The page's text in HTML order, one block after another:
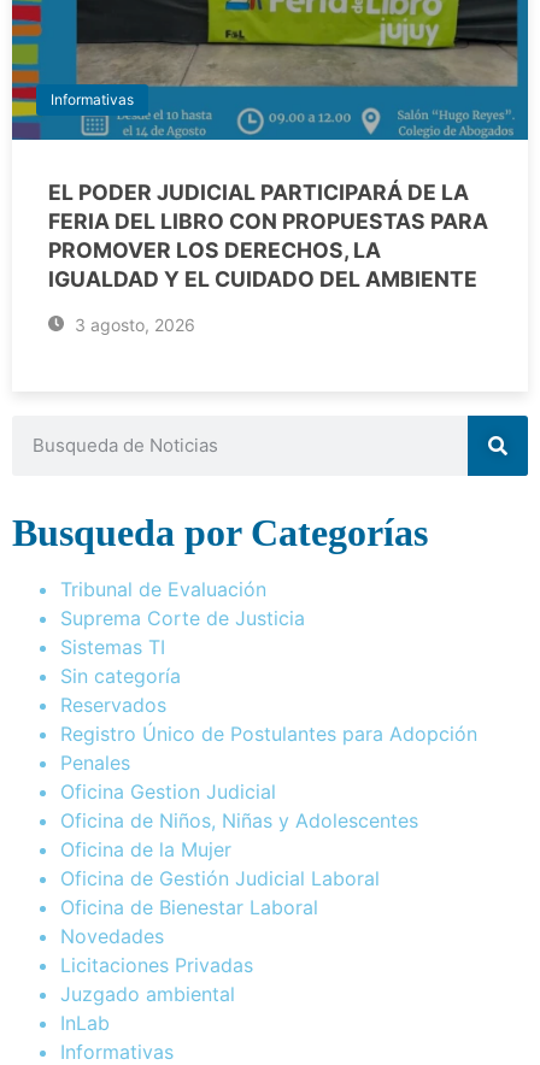
Informativas
EL PODER JUDICIAL PARTICIPARÁ DE LA
FERIA DEL LIBRO CON PROPUESTAS PARA
PROMOVER LOS DERECHOS, LA
IGUALDAD Y EL CUIDADO DEL AMBIENTE
3 agosto, 2026
Busqueda por Categorías
Tribunal de Evaluación
Suprema Corte de Justicia
Sistemas TI
Sin categoría
Reservados
Registro Único de Postulantes para Adopción
Penales
Oficina Gestion Judicial
Oficina de Niños, Niñas y Adolescentes
Oficina de la Mujer
Oficina de Gestión Judicial Laboral
Oficina de Bienestar Laboral
Novedades
Licitaciones Privadas
Juzgado ambiental
InLab
Informativas